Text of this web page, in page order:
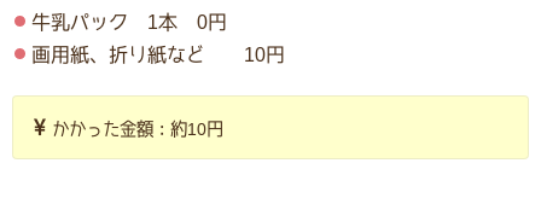
牛乳パック 1本 0円
画用紙、折り紙など 10円
かかった金額：約10円